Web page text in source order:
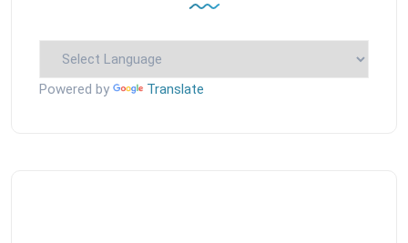
Powered by Translate